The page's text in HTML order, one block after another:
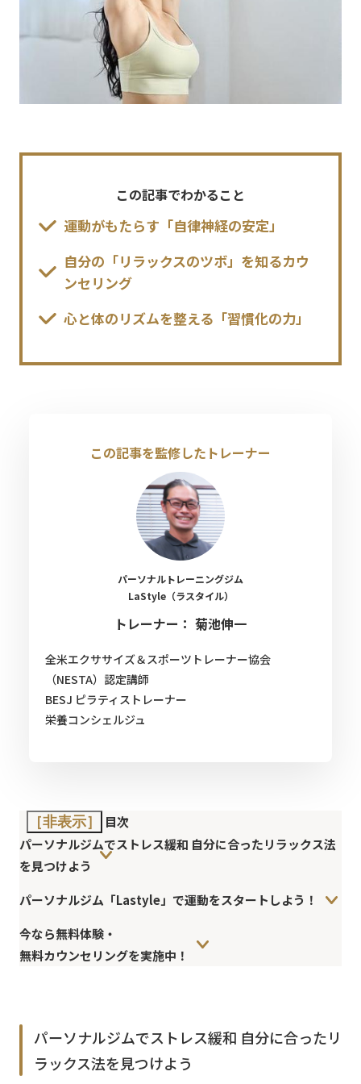
この記事でわかること
運動がもたらす「自律神経の安定」
自分の「リラックスのツボ」を知るカウ
ンセリング
心と体のリズムを整える「習慣化の力」
この記事を監修したトレーナー
パーソナルトレーニングジム
LaStyle（ラスタイル）
トレーナー： 菊池伸一
全米エクササイズ＆スポーツトレーナー協会
（NESTA）認定講師
BESJ ピラティストレーナー
栄養コンシェルジュ
［非表示］
目次
パーソナルジムでストレス緩和 自分に合ったリラックス法
を見つけよう
パーソナルジム「Lastyle」で運動をスタートしよう！
今なら無料体験・
無料カウンセリングを実施中！
パーソナルジムでストレス緩和 自分に合ったリ
ラックス法を見つけよう